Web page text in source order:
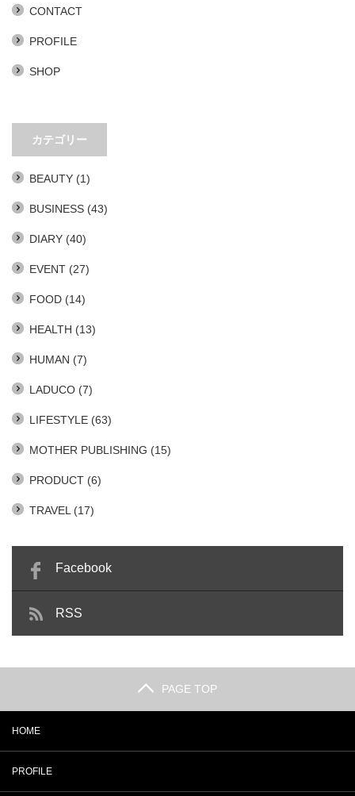
CONTACT
PROFILE
SHOP
カテゴリー
BEAUTY (1)
BUSINESS (43)
DIARY (40)
EVENT (27)
FOOD (14)
HEALTH (13)
HUMAN (7)
LADUCO (7)
LIFESTYLE (63)
MOTHER PUBLISHING (15)
PRODUCT (6)
TRAVEL (17)
Facebook
RSS
PAGE TOP
HOME
PROFILE